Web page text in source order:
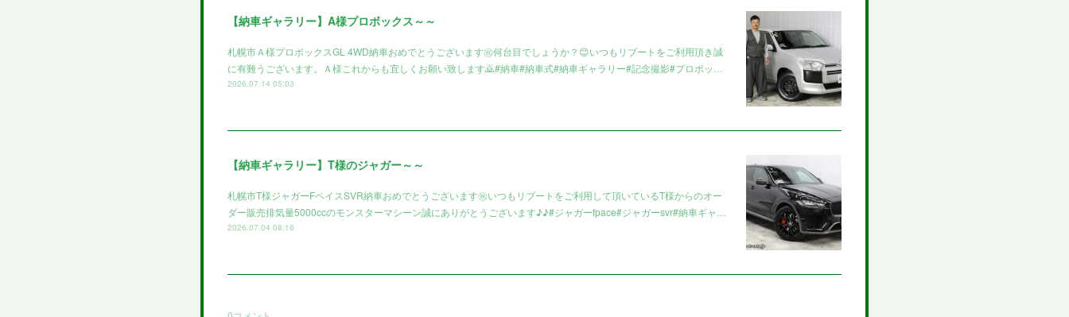
【納車ギャラリー】A様プロボックス～～
札幌市Ａ様プロボックスGL 4WD納車おめでとうございます㊗️何台目でしょうか？😊いつもリブートをご利用頂き誠
に有難うございます。Ａ様これからも宜しくお願い致します🙇#納車#納車式#納車ギャラリー#記念撮影#プロボッ…
2026.07.14 05:03
【納車ギャラリー】T様のジャガー～～
札幌市T様ジャガーFペイスSVR納車おめでとうございます㊗️いつもリブートをご利用して頂いているT様からのオー
ダー販売排気量5000ccのモンスターマシーン誠にありがとうございます♪♪#ジャガーfpace#ジャガーsvr#納車ギャ…
2026.07.04 08:16